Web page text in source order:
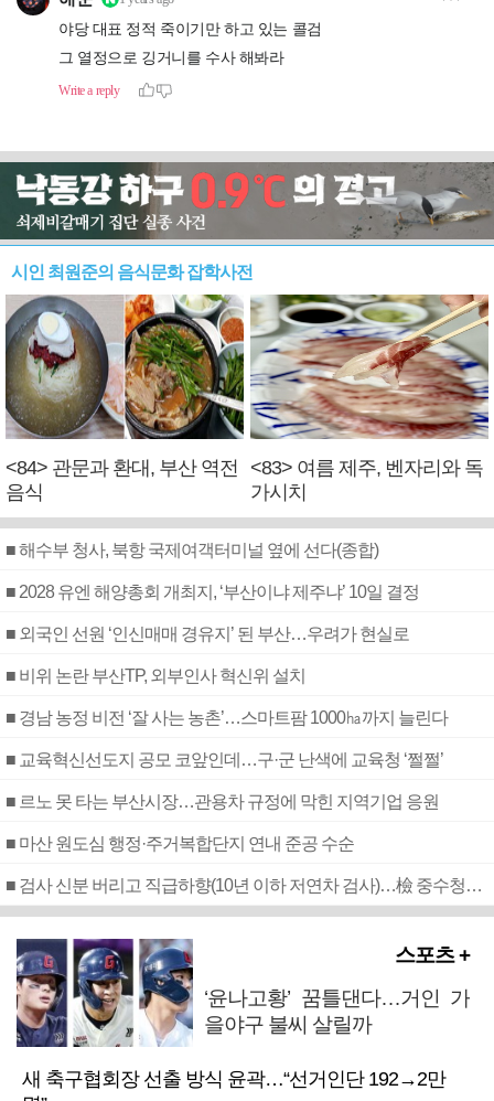
시인 최원준의 음식문화 잡학사전
<84> 관문과 환대, 부산 역전
음식
<83> 여름 제주, 벤자리와 독
가시치
■ 해수부 청사, 북항 국제여객터미널 옆에 선다(종합)
■ 2028 유엔 해양총회 개최지, ‘부산이냐 제주냐’ 10일 결정
■ 외국인 선원 ‘인신매매 경유지’ 된 부산…우려가 현실로
■ 비위 논란 부산TP, 외부인사 혁신위 설치
■ 경남 농정 비전 ‘잘 사는 농촌’…스마트팜 1000㏊까지 늘린다
■ 교육혁신선도지 공모 코앞인데…구·군 난색에 교육청 ‘쩔쩔’
■ 르노 못 타는 부산시장…관용차 규정에 막힌 지역기업 응원
■ 마산 원도심 행정·주거복합단지 연내 준공 수순
■ 검사 신분 버리고 직급하향(10년 이하 저연차 검사)…檢 중수청행 기피
스포츠 +
‘윤나고황’ 꿈틀댄다…거인 가
을야구 불씨 살릴까
새 축구협회장 선출 방식 윤곽…“선거인단 192→2만